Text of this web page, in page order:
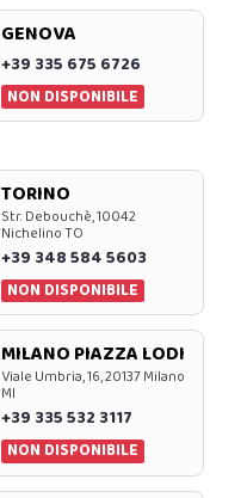
GENOVA
+39 335 675 6726
NON DISPONIBILE
TORINO
Str. Debouchè, 10042
Nichelino TO
+39 348 584 5603
NON DISPONIBILE
MILANO PIAZZA LODI
Viale Umbria, 16, 20137 Milano
MI
+39 335 532 3117
NON DISPONIBILE